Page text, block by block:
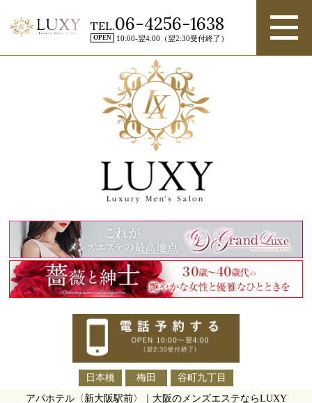
TEL.06-4256-1638
OPEN 10:00-翌4:00（翌2:30受付終了）
日本橋 梅田
谷町九丁目
アパホテル〈新大阪駅前〉｜大阪のメンズエステならLUXY